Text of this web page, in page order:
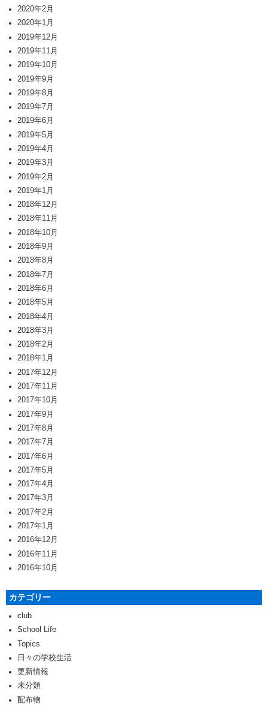
2020年2月
2020年1月
2019年12月
2019年11月
2019年10月
2019年9月
2019年8月
2019年7月
2019年6月
2019年5月
2019年4月
2019年3月
2019年2月
2019年1月
2018年12月
2018年11月
2018年10月
2018年9月
2018年8月
2018年7月
2018年6月
2018年5月
2018年4月
2018年3月
2018年2月
2018年1月
2017年12月
2017年11月
2017年10月
2017年9月
2017年8月
2017年7月
2017年6月
2017年5月
2017年4月
2017年3月
2017年2月
2017年1月
2016年12月
2016年11月
2016年10月
カテゴリー
club
School Life
Topics
日々の学校生活
更新情報
未分類
配布物